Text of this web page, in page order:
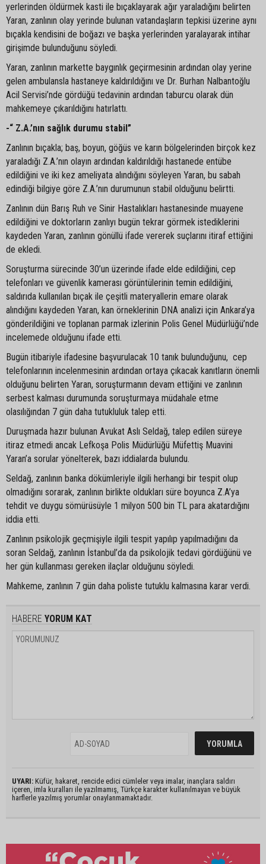
yerlerinden öldürmek kasti ile bıçaklayarak ağır yaraladığını belirten
Yaran, zanlının olay yerinde bulunan vatandaşların tepkisi üzerine aynı
bıçakla kendisini de boğazı ve başka yerlerinden yaralayarak intihar
girişimde bulunduğunu söyledi.
Yaran, zanlının markette baygınlık geçirmesinin ardından olay yerine
gelen ambulansla hastaneye kaldırıldığını ve Dr. Burhan Nalbantoğlu
Acil Servisi’nde gördüğü tedavinin ardından taburcu olarak dün
mahkemeye çıkarıldığını hatırlattı.
-“ Z.A.’nın sağlık durumu stabil”
Zanlının bıçakla; baş, boyun, göğüs ve karın bölgelerinden birçok kez
yaraladığı Z.A.’nın olayın ardından kaldırıldığı hastanede entübe
edildiğini ve iki kez ameliyata alındığını söyleyen Yaran, bu sabah
edindiği bilgiye göre Z.A.’nın durumunun stabil olduğunu belirtti.
Zanlının dün Barış Ruh ve Sinir Hastalıkları hastanesinde muayene
edildiğini ve doktorların zanlıyı bugün tekrar görmek istediklerini
kaydeden Yaran, zanlının gönüllü ifade vererek suçlarını itiraf ettiğini
de ekledi.
Soruşturma sürecinde 30’un üzerinde ifade elde edildiğini, cep
telefonları ve güvenlik kamerası görüntülerinin temin edildiğini,
saldırıda kullanılan bıçak ile çeşitli materyallerin emare olarak
alındığını kaydeden Yaran, kan örneklerinin DNA analizi için Ankara’ya
gönderildiğini ve toplanan parmak izlerinin Polis Genel Müdürlüğü’nde
incelemede olduğunu ifade etti.
Bugün itibariyle ifadesine başvurulacak 10 tanık bulunduğunu, cep
telefonlarının incelenmesinin ardından ortaya çıkacak kanıtların önemli
olduğunu belirten Yaran, soruşturmanın devam ettiğini ve zanlının
serbest kalması durumunda soruşturmaya müdahale etme
olasılığından 7 gün daha tutukluluk talep etti.
Duruşmada hazır bulunan Avukat Aslı Seldağ, talep edilen süreye
itiraz etmedi ancak Lefkoşa Polis Müdürlüğü Müfettiş Muavini
Yaran’a sorular yönelterek, bazı iddialarda bulundu.
Seldağ, zanlının banka dökümleriyle ilgili herhangi bir tespit olup
olmadığını sorarak, zanlının birlikte oldukları süre boyunca Z.A’ya
tehdit ve duygu sömürüsüyle 1 milyon 500 bin TL para akatardığını
iddia etti.
Zanlının psikolojik geçmişiyle ilgili tespit yapılıp yapılmadığını da
soran Seldağ, zanlının İstanbul’da da psikolojik tedavi gördüğünü ve
her gün kullanması gereken ilaçlar olduğunu söyledi.
Mahkeme, zanlının 7 gün daha poliste tutuklu kalmasına karar verdi.
HABERE YORUM KAT
UYARI: Küfür, hakaret, rencide edici cümleler veya imalar, inançlara saldırı
içeren, imla kuralları ile yazılmamış, Türkçe karakter kullanılmayan ve büyük
harflerle yazılmış yorumlar onaylanmamaktadır.